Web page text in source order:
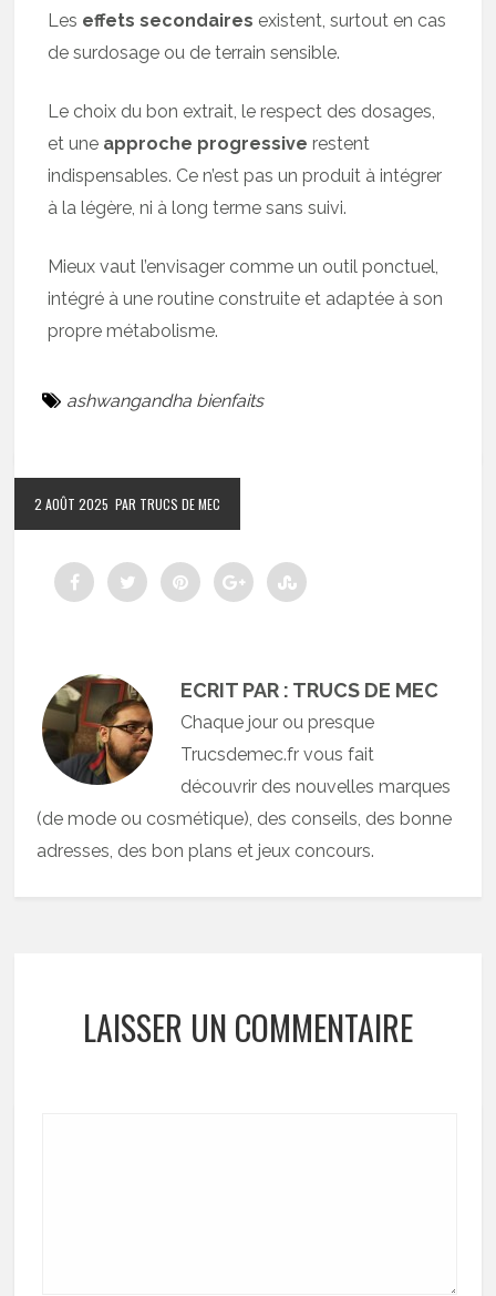
Les effets secondaires existent, surtout en cas
de surdosage ou de terrain sensible.
Le choix du bon extrait, le respect des dosages,
et une approche progressive restent
indispensables. Ce n’est pas un produit à intégrer
à la légère, ni à long terme sans suivi.
Mieux vaut l’envisager comme un outil ponctuel,
intégré à une routine construite et adaptée à son
propre métabolisme.
ashwangandha bienfaits
2 AOÛT 2025 PAR TRUCS DE MEC
ECRIT PAR : TRUCS DE MEC
Chaque jour ou presque
Trucsdemec.fr vous fait
découvrir des nouvelles marques
(de mode ou cosmétique), des conseils, des bonne
adresses, des bon plans et jeux concours.
LAISSER UN COMMENTAIRE